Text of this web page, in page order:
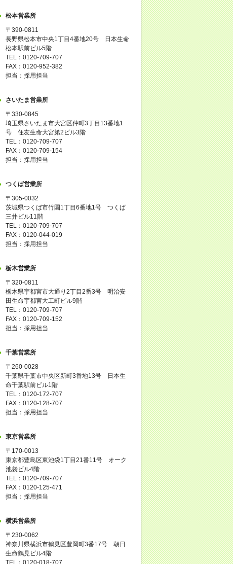
松本営業所
〒390-0811
長野県松本市中央1丁目4番地20号 日本生命
松本駅前ビル5階
TEL：0120-709-707
FAX：0120-952-382
担当：採用担当
さいたま営業所
〒330-0845
埼玉県さいたま市大宮区仲町3丁目13番地1
号 住友生命大宮第2ビル3階
TEL：0120-709-707
FAX：0120-709-154
担当：採用担当
つくば営業所
〒305-0032
茨城県つくば市竹園1丁目6番地1号 つくば
三井ビル11階
TEL：0120-709-707
FAX：0120-044-019
担当：採用担当
栃木営業所
〒320-0811
栃木県宇都宮市大通り2丁目2番3号 明治安
田生命宇都宮大工町ビル9階
TEL：0120-709-707
FAX：0120-709-152
担当：採用担当
千葉営業所
〒260-0028
千葉県千葉市中央区新町3番地13号 日本生
命千葉駅前ビル1階
TEL：0120-172-707
FAX：0120-128-707
担当：採用担当
東京営業所
〒170-0013
東京都豊島区東池袋1丁目21番11号 オーク
池袋ビル4階
TEL：0120-709-707
FAX：0120-125-471
担当：採用担当
横浜営業所
〒230-0062
神奈川県横浜市鶴見区豊岡町3番17号 朝日
生命鶴見ビル4階
TEL：0120-018-707